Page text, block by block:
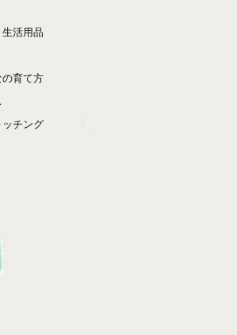
活用品
育て方
チング